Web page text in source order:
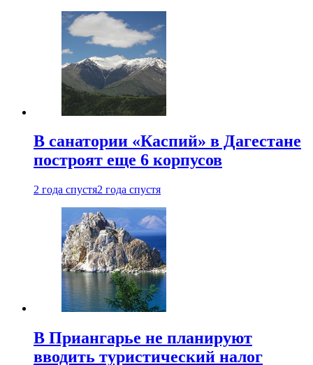
В санатории «Каспий» в Дагестане
построят еще 6 корпусов
2 года спустя2 года спустя
В Приангарье не планируют
вводить туристический налог